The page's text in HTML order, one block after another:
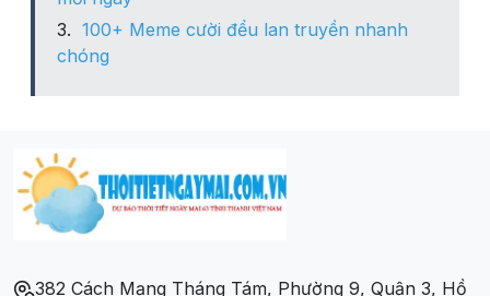
Xã Kim Đồng
Xã Quốc Việt
100+ Meme cười đểu lan truyền nhanh
chóng
382 Cách Mạng Tháng Tám, Phường 9, Quận 3, Hồ